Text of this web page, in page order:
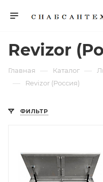
Revizor
Главная — Каталог —
— Revizor (Россия)
ФИЛЬТР